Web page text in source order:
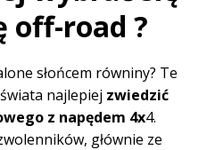
off-road ?
słońcem równiny? Te
najlepiej zwiedzić
z napędem 4x4.
głównie ze